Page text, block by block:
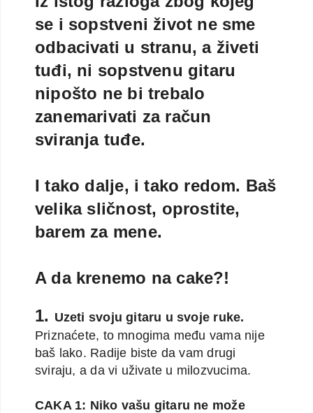
se i sopstveni život ne sme
odbacivati u stranu, a živeti
tuđi, ni sopstvenu gitaru
nipošto ne bi trebalo
zanemarivati za račun
sviranja tuđe.
I tako dalje, i tako redom. Baš
velika sličnost, oprostite,
barem za mene.
A da krenemo na cake?!
1. Uzeti svoju gitaru u svoje ruke.
Priznaćete, to mnogima među vama nije
baš lako. Radije biste da vam drugi
sviraju, a da vi uživate u milozvucima.
CAKA 1: Niko vašu gitaru ne može